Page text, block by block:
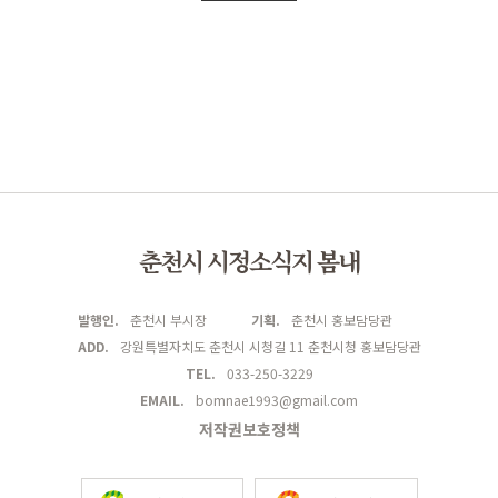
춘천시 시정소식지 봄내
발행인. 춘천시 부시장 기획.
춘천시 홍보담당관
ADD.
강원특별자치도 춘천시 시청길 11 춘천시청 홍보담당관
TEL.
033-250-3229
EMAIL.
bomnae1993@gmail.com
저작권보호정책